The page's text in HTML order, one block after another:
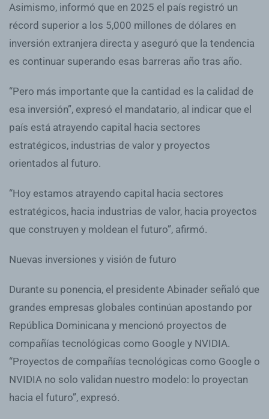
Asimismo, informó que en 2025 el país registró un
récord superior a los 5,000 millones de dólares en
inversión extranjera directa y aseguró que la tendencia
es continuar superando esas barreras año tras año.
“Pero más importante que la cantidad es la calidad de
esa inversión”, expresó el mandatario, al indicar que el
país está atrayendo capital hacia sectores
estratégicos, industrias de valor y proyectos
orientados al futuro.
“Hoy estamos atrayendo capital hacia sectores
estratégicos, hacia industrias de valor, hacia proyectos
que construyen y moldean el futuro”, afirmó.
Nuevas inversiones y visión de futuro
Durante su ponencia, el presidente Abinader señaló que
grandes empresas globales continúan apostando por
República Dominicana y mencionó proyectos de
compañías tecnológicas como Google y NVIDIA.
“Proyectos de compañías tecnológicas como Google o
NVIDIA no solo validan nuestro modelo: lo proyectan
hacia el futuro”, expresó.